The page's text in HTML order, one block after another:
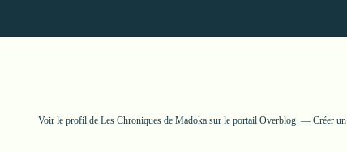
Voir le profil de Les Chroniques de Madokasur le portail Overblog Créer